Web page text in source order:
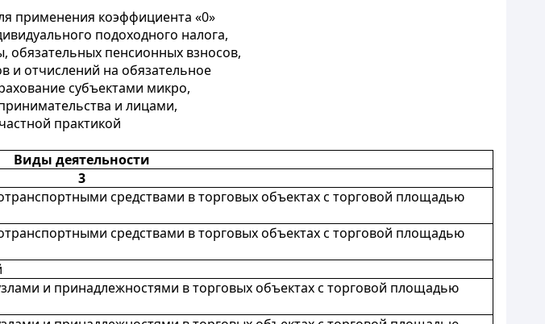
применения коэффициента «0»
подоходного налога,
обязательных пенсионных взносов,
и отчислений на обязательное
субъектами микро,
и лицами,
практикой
Виды деятельности
3
средствами в торговых объектах с торговой площадью
средствами в торговых объектах с торговой площадью
и принадлежностями в торговых объектах с торговой площадью